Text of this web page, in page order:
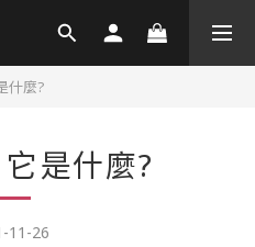
什麼?
是什麼?
11-26